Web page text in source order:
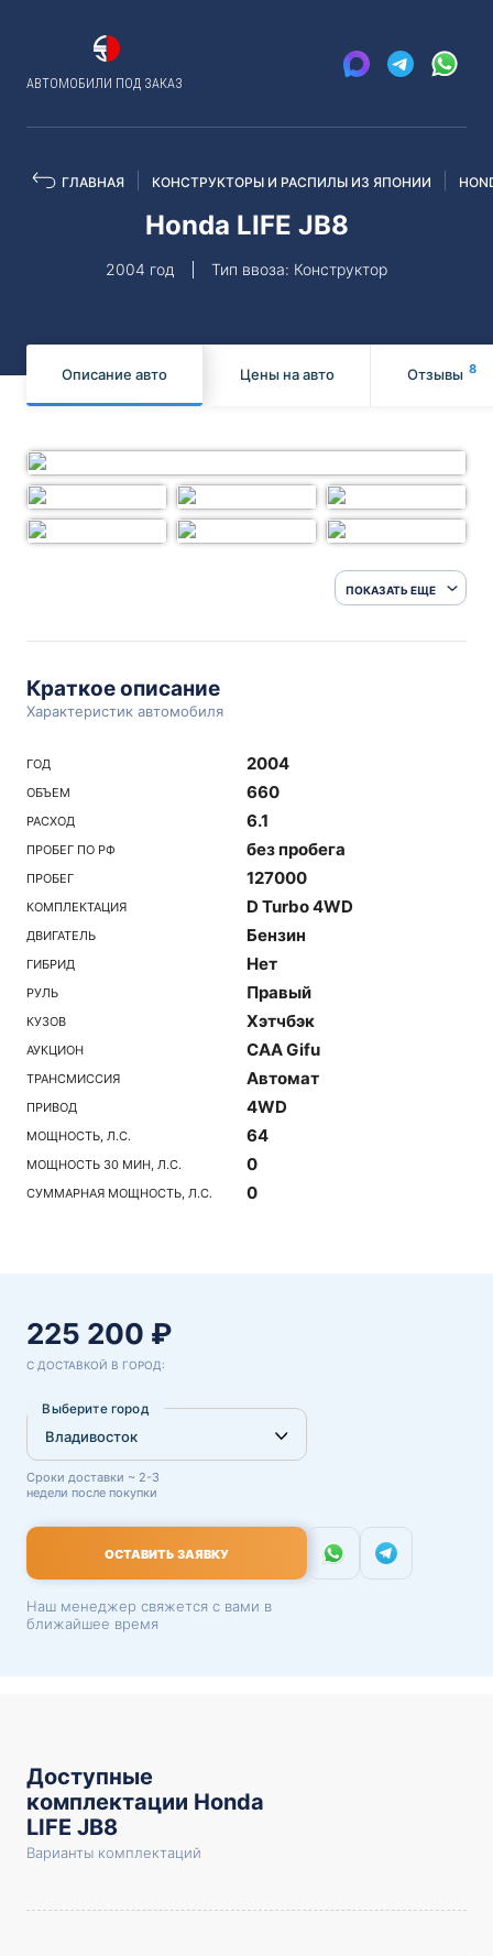
АВТОМОБИЛИ ПОД ЗАКАЗ
ГЛАВНАЯ КОНСТРУКТОРЫ И РАСПИЛЫ ИЗ ЯПОНИИ
Honda LIFE JB8
2004 год Тип ввоза: Конструктор
Описание авто Цены на авто Отзывы 8
ПОКАЗАТЬ ЕЩЕ
Краткое описание
Характеристик автомобиля
ГОД 2004
ОБЪЕМ 660
РАСХОД 6.1
ПРОБЕГ ПО РФ без пробега
ПРОБЕГ 127000
КОМПЛЕКТАЦИЯ D Turbo 4WD
ДВИГАТЕЛЬ Бензин
ГИБРИД Нет
РУЛЬ Правый
КУЗОВ Хэтчбэк
АУКЦИОН CAA Gifu
ТРАНСМИССИЯ Автомат
ПРИВОД 4WD
МОЩНОСТЬ, Л.С. 64
МОЩНОСТЬ 30 МИН, Л.С. 0
СУММАРНАЯ МОЩНОСТЬ, Л.С. 0
225 200 ₽
С ДОСТАВКОЙ В ГОРОД:
Выберите город
Сроки доставки ~ 2-3
недели после покупки
ОСТАВИТЬ ЗАЯВКУ
Наш менеджер свяжется с вами в
ближайшее время
Доступные
комплектации Honda
LIFE JB8
Варианты комплектаций